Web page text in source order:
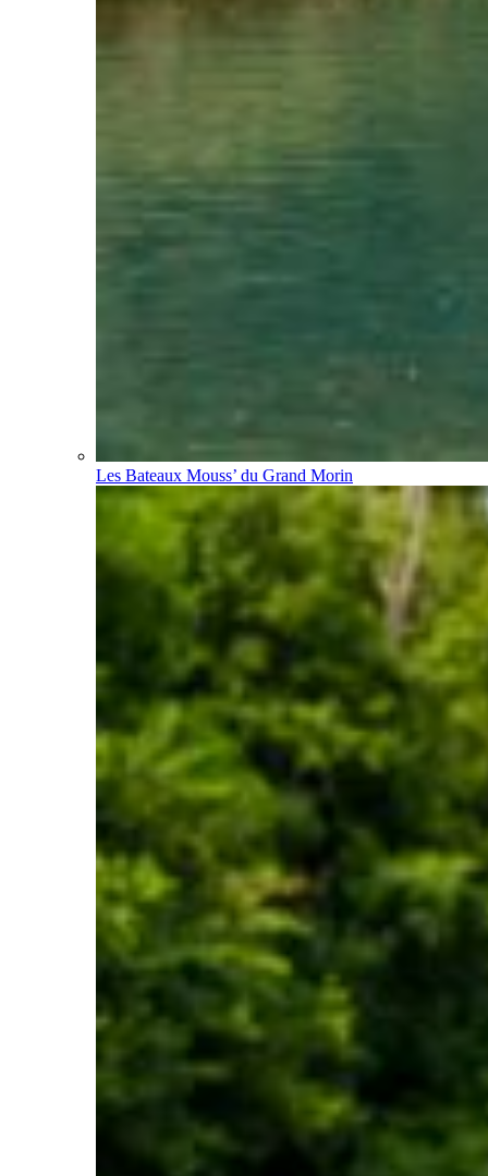
Les Bateaux Mouss’ du Grand Morin